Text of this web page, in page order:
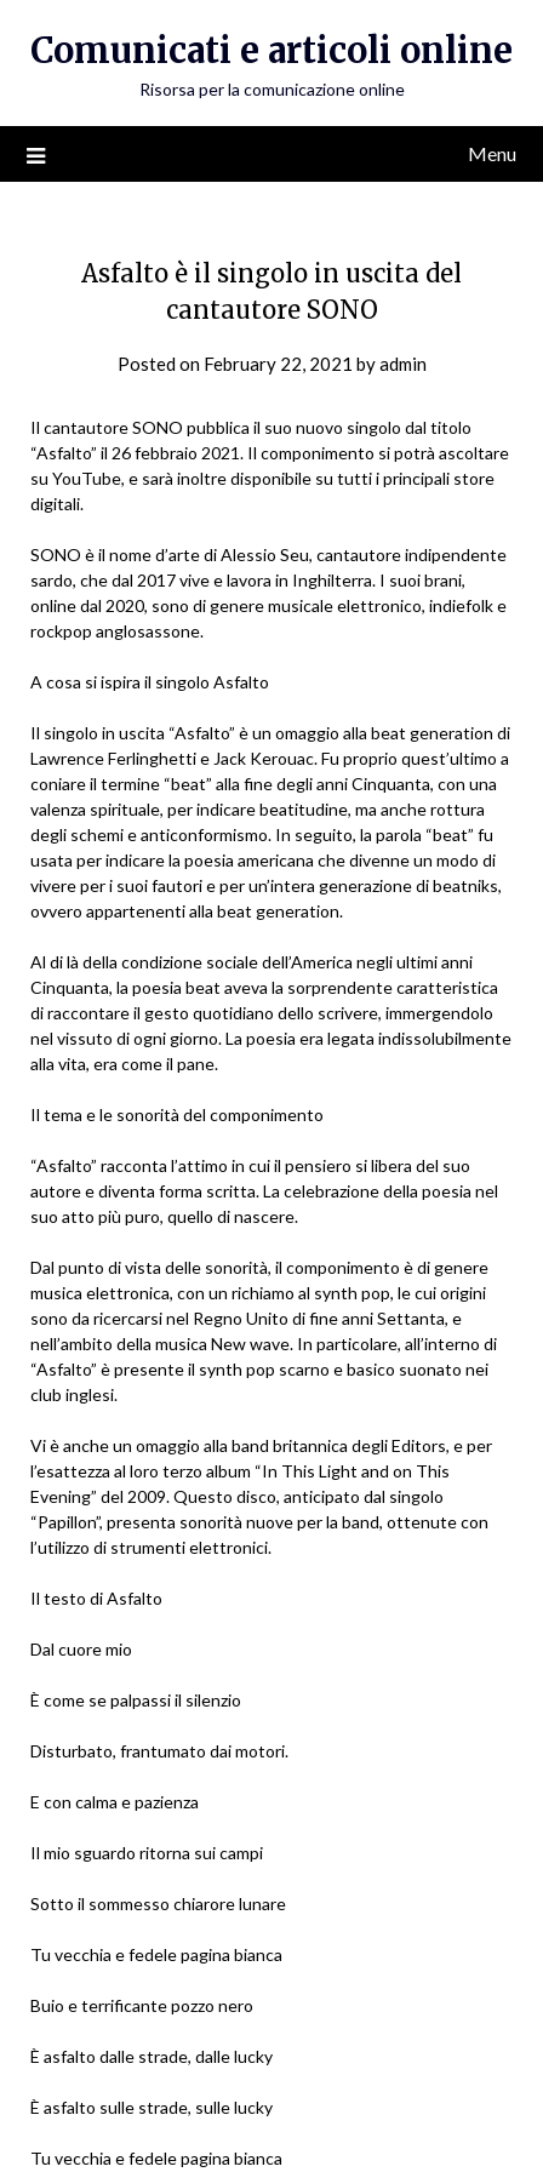
Comunicati e articoli online
Risorsa per la comunicazione online
Menu
Asfalto è il singolo in uscita del
cantautore SONO
Posted on February 22, 2021 byadmin
Il cantautore SONO pubblica il suo nuovo singolo dal titolo
“Asfalto” il 26 febbraio 2021. Il componimento si potrà ascoltare
su YouTube, e sarà inoltre disponibile su tutti i principali store
digitali.
SONO è il nome d’arte di Alessio Seu, cantautore indipendente
sardo, che dal 2017 vive e lavora in Inghilterra. I suoi brani,
online dal 2020, sono di genere musicale elettronico, indiefolk e
rockpop anglosassone.
A cosa si ispira il singolo Asfalto
Il singolo in uscita “Asfalto” è un omaggio alla beat generation di
Lawrence Ferlinghetti e Jack Kerouac. Fu proprio quest’ultimo a
coniare il termine “beat” alla fine degli anni Cinquanta, con una
valenza spirituale, per indicare beatitudine, ma anche rottura
degli schemi e anticonformismo. In seguito, la parola “beat” fu
usata per indicare la poesia americana che divenne un modo di
vivere per i suoi fautori e per un’intera generazione di beatniks,
ovvero appartenenti alla beat generation.
Al di là della condizione sociale dell’America negli ultimi anni
Cinquanta, la poesia beat aveva la sorprendente caratteristica
di raccontare il gesto quotidiano dello scrivere, immergendolo
nel vissuto di ogni giorno. La poesia era legata indissolubilmente
alla vita, era come il pane.
Il tema e le sonorità del componimento
“Asfalto” racconta l’attimo in cui il pensiero si libera del suo
autore e diventa forma scritta. La celebrazione della poesia nel
suo atto più puro, quello di nascere.
Dal punto di vista delle sonorità, il componimento è di genere
musica elettronica, con un richiamo al synth pop, le cui origini
sono da ricercarsi nel Regno Unito di fine anni Settanta, e
nell’ambito della musica New wave. In particolare, all’interno di
“Asfalto” è presente il synth pop scarno e basico suonato nei
club inglesi.
Vi è anche un omaggio alla band britannica degli Editors, e per
l’esattezza al loro terzo album “In This Light and on This
Evening” del 2009. Questo disco, anticipato dal singolo
“Papillon”, presenta sonorità nuove per la band, ottenute con
l’utilizzo di strumenti elettronici.
Il testo di Asfalto
Dal cuore mio
È come se palpassi il silenzio
Disturbato, frantumato dai motori.
E con calma e pazienza
Il mio sguardo ritorna sui campi
Sotto il sommesso chiarore lunare
Tu vecchia e fedele pagina bianca
Buio e terrificante pozzo nero
È asfalto dalle strade, dalle lucky
È asfalto sulle strade, sulle lucky
Tu vecchia e fedele pagina bianca